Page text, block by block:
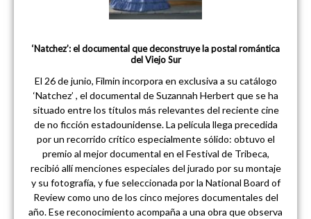
‘Natchez’: el documental que deconstruye la postal romántica
del Viejo Sur
El 26 de junio, Filmin incorpora en exclusiva a su catálogo
‘Natchez’ , el documental de Suzannah Herbert que se ha
situado entre los títulos más relevantes del reciente cine
de no ficción estadounidense. La película llega precedida
por un recorrido crítico especialmente sólido: obtuvo el
premio al mejor documental en el Festival de Tribeca,
recibió allí menciones especiales del jurado por su montaje
y su fotografía, y fue seleccionada por la National Board of
Review como uno de los cinco mejores documentales del
año. Ese reconocimiento acompaña a una obra que observa